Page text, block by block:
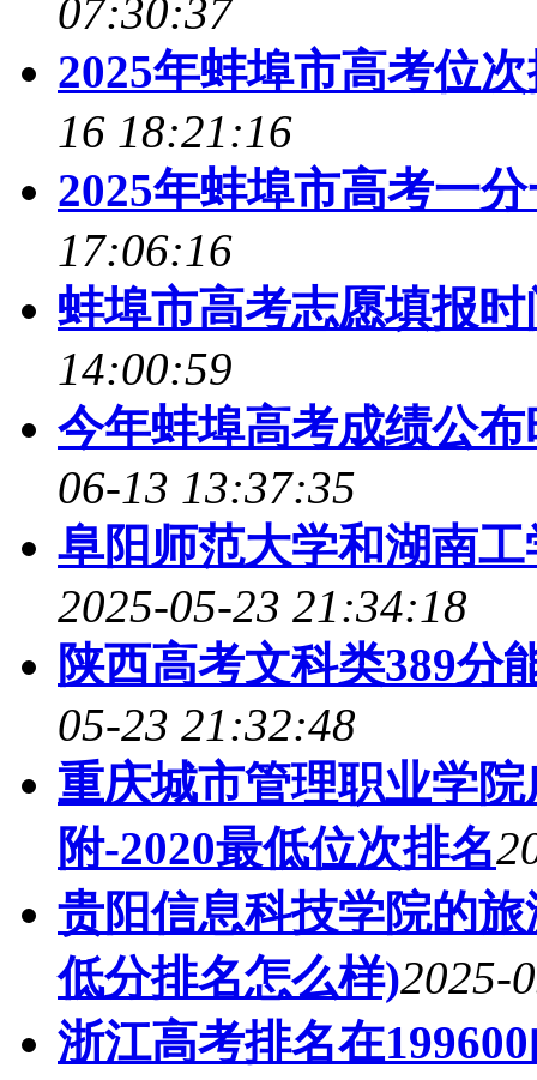
07:30:37
2025年蚌埠市高考位
16 18:21:16
2025年蚌埠市高考一
17:06:16
蚌埠市高考志愿填报
14:00:59
今年蚌埠高考成绩公
06-13 13:37:35
阜阳师范大学和湖南
2025-05-23 21:34:18
陕西高考文科类389分
05-23 21:32:48
重庆城市管理职业学
附-2020最低位次排名
贵阳信息科技学院的
低分排名怎么样)2025-
浙江高考排名在